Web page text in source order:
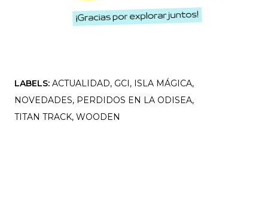
LABELS: ACTUALIDAD GCI ISLA MÁGICA
NOVEDADES PERDIDOS EN LA ODISEA
TITAN TRACK WOODEN